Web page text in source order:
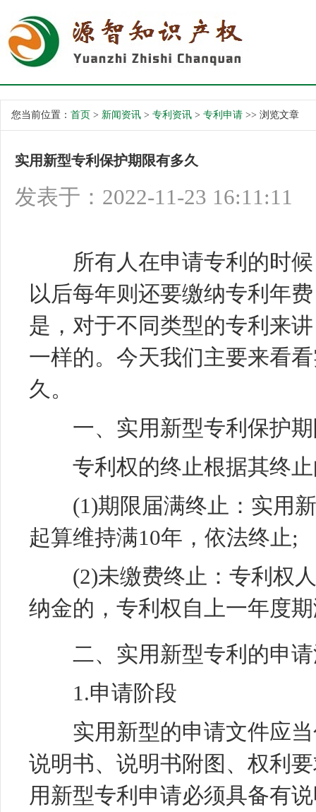
您当前位置： 首页 > 新闻资讯 > 专利资讯 > 专利申请 >> 浏览文章
实用新型专利保护期限有多久
发表于：2022-11-23 16:11:11
所有人在申请专利的时候
以后每年则还要缴纳专利年
是，对于不同类型的专利来
一样的。今天我们主要来看看
久。
一、实用新型专利保护期
专利权的终止根据其终止
(1)期限届满终止：实用新
起算维持满10年，依法终止;
(2)未缴费终止：专利权人
纳金的，专利权自上一年度
二、实用新型专利的申请
1.申请阶段
实用新型的申请文件应当
说明书、说明书附图、权利
用新型专利申请必须具备有